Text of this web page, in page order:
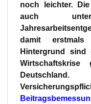
noch leichter.
auch
damit
Hintergrund sind
Wirtschaftskrise